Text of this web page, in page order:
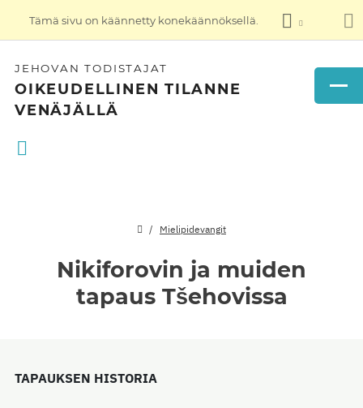
Tämä sivu on käännetty konekäännöksellä.
JEHOVAN TODISTAJAT
OIKEUDELLINEN TILANNE
VENÄJÄLLÄ
Mielipidevangit
Nikiforovin ja muiden
tapaus Tšehovissa
TAPAUKSEN HISTORIA